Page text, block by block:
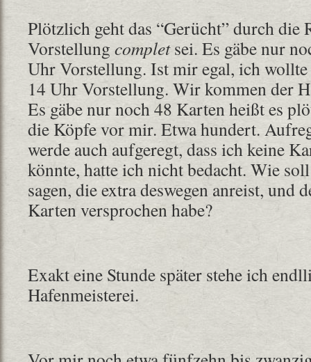
Plötzlich geht das “Gerücht” durch die
Vorstellung completsei. Es gäbe nur
Uhr Vorstellung. Ist mir egal, ich
14 Uhr Vorstellung. Wir kommen der
Es gäbe nur noch 48 Karten heißt es
die Köpfe vor mir. Etwa hundert.
werde auch aufgeregt, dass ich keine
könnte, hatte ich nicht bedacht. Wie
sagen, die extra deswegen anreist, und
Karten versprochen habe?
Exakt eine Stunde später stehe ich
Hafenmeisterei.